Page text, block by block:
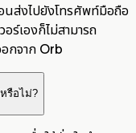
นส่งไปยังโทรศัพท์มือถือ
ร์เองก็ไม่สามารถ
กจาก Orb
รือไม่?